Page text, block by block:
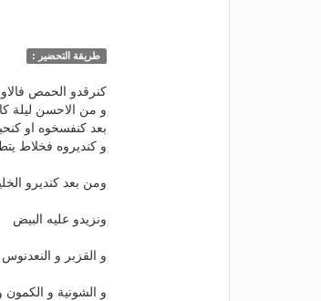
طريقة التحضير :
كنرقدو الحمص
و من الاحسن ليلة
بعد كنفسخوه او
و كنديروه فخلاط
ومن بعد كنديرو
ونزيدو عليه البيض
و القزبر و
و الشونية و